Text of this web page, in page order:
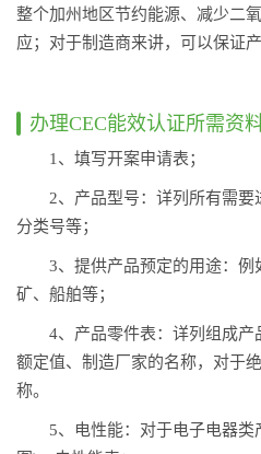
整个加州地区节约能源、减少二
应；对于制造商来讲，可以保证
办理CEC能效认证所需资
1、填写开案申请表；
2、产品型号：详列所有需
分类号等；
3、提供产品预定的用途：
矿、船舶等；
4、产品零件表：详列组成产
额定值、制造厂家的名称，对于
称。
5、电性能：对于电子电器